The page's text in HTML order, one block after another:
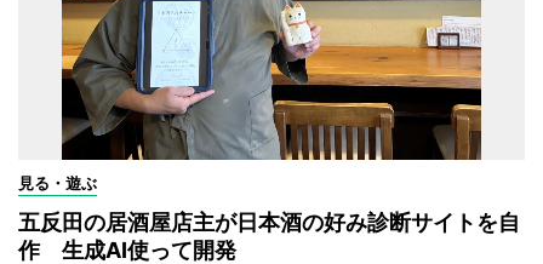
見る・遊ぶ
五反田の居酒屋店主が日本酒の好み診断サイトを自
作 生成AI使って開発